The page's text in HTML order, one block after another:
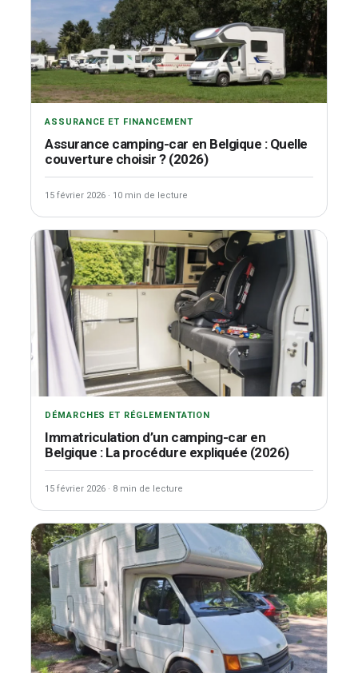
ASSURANCE ET FINANCEMENT
Assurance camping-car en Belgique : Quelle
couverture choisir ? (2026)
15 février 2026 · 10 min de lecture
DÉMARCHES ET RÉGLEMENTATION
Immatriculation d’un camping-car en
Belgique : La procédure expliquée (2026)
15 février 2026 · 8 min de lecture